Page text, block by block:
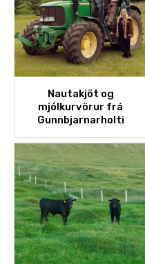
Nautakjöt og
mjólkurvörur frá
Gunnbjarnarholti